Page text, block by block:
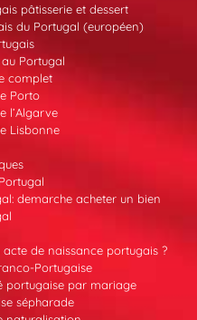
pâtisserie et dessert
du Portugal (européen)
Portugal
complet
Porto
l’Algarve
Lisbonne
demarche acheter un bien
de naissance portugais ?
Portugaise
portugaise par mariage
sépharade